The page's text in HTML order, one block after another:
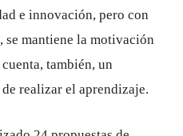
e innovación, pero con
mantiene la motivación
también, un
realizar el aprendizaje.